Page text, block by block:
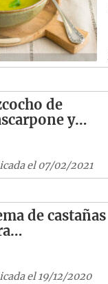
de
y…
el 07/02/2021
de castañas
el 19/12/2020